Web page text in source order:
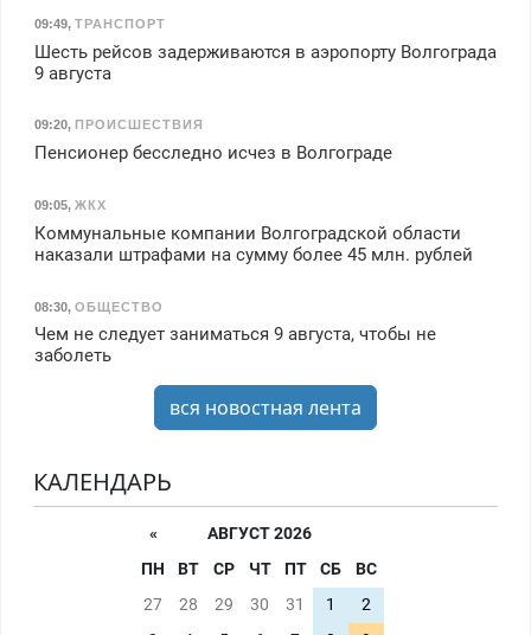
09:49, ТРАНСПОРТ
Шесть рейсов задерживаются в аэропорту Волгограда
9 августа
09:20, ПРОИСШЕСТВИЯ
Пенсионер бесследно исчез в Волгограде
09:05, ЖКХ
Коммунальные компании Волгоградской области
наказали штрафами на сумму более 45 млн. рублей
08:30, ОБЩЕСТВО
Чем не следует заниматься 9 августа, чтобы не
заболеть
вся новостная лента
КАЛЕНДАРЬ
«
АВГУСТ 2026
ПН
ВТ СР ЧТ ПТ СБ
ВС
27
28 29 30 31 1
2